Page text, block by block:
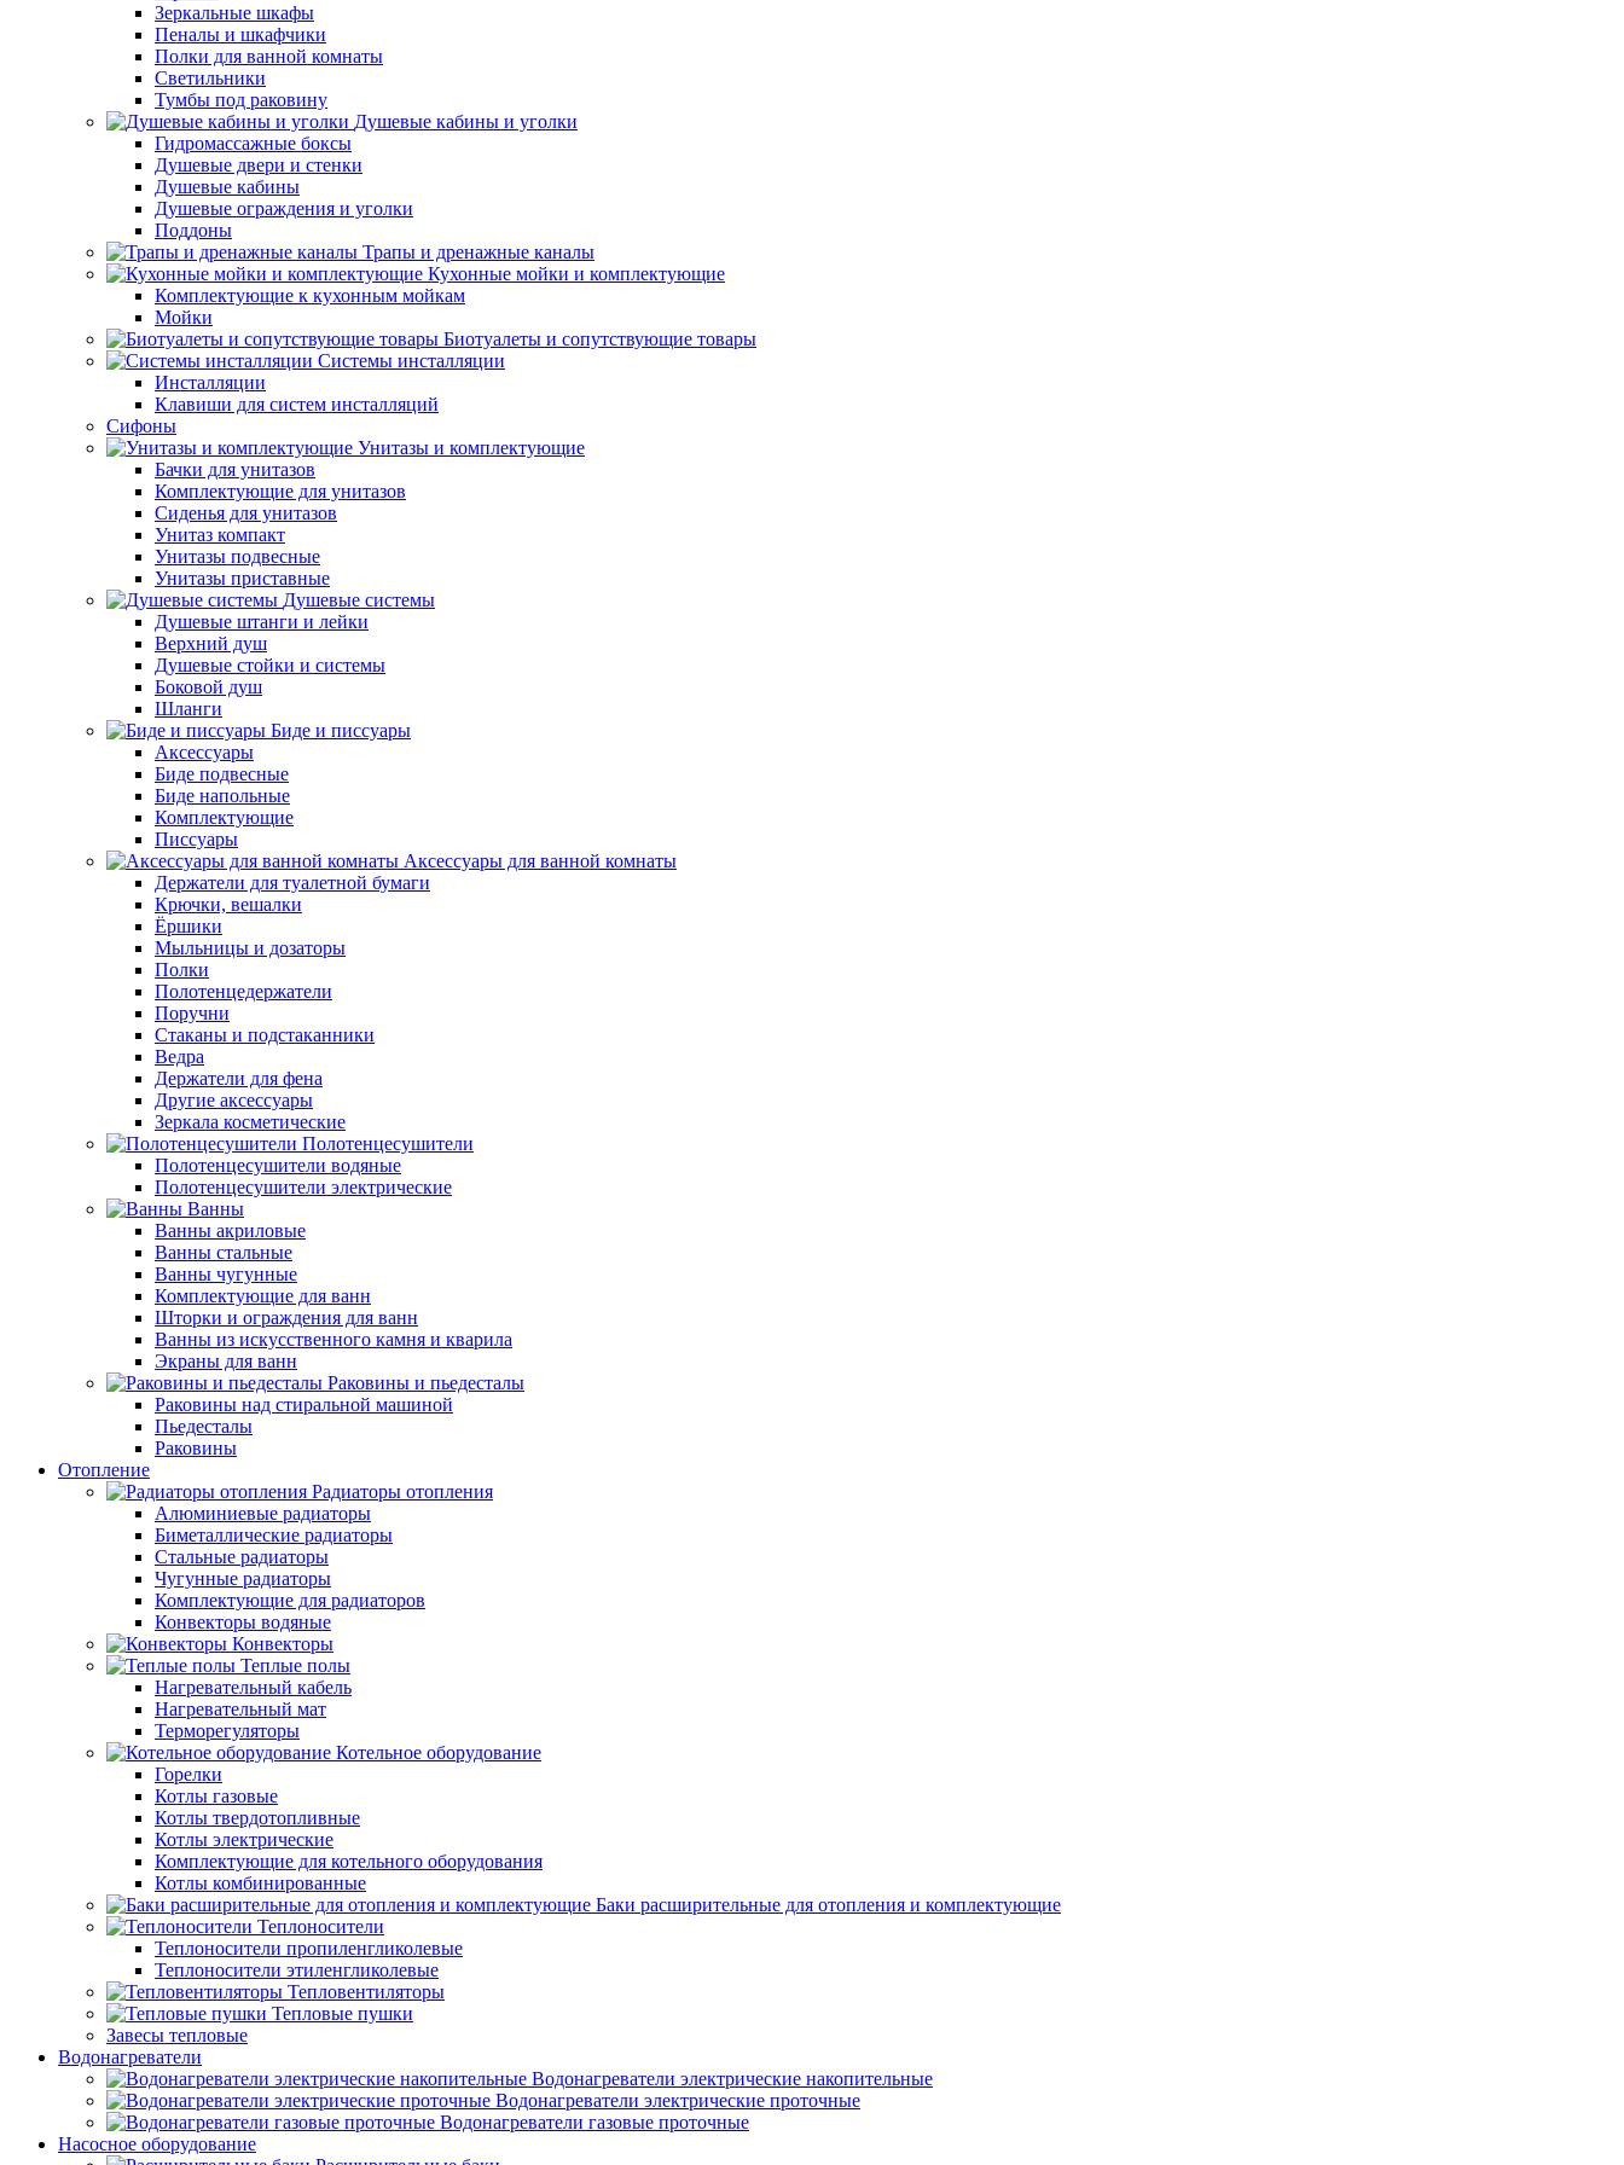
Зеркальные шкафы
Пеналы и шкафчики
Полки для ванной комнаты
Светильники
Тумбы под раковину
Душевые кабины и уголки
Гидромассажные боксы
Душевые двери и стенки
Душевые кабины
Душевые ограждения и уголки
Поддоны
Трапы и дренажные каналы
Кухонные мойки и комплектующие
Комплектующие к кухонным мойкам
Мойки
Биотуалеты и сопутствующие товары
Системы инсталляции
Инсталляции
Клавиши для систем инсталляций
Сифоны
Унитазы и комплектующие
Бачки для унитазов
Комплектующие для унитазов
Сиденья для унитазов
Унитаз компакт
Унитазы подвесные
Унитазы приставные
Душевые системы
Душевые штанги и лейки
Верхний душ
Душевые стойки и системы
Боковой душ
Шланги
Биде и писсуары
Аксессуары
Биде подвесные
Биде напольные
Комплектующие
Писсуары
Аксессуары для ванной комнаты
Держатели для туалетной бумаги
Крючки, вешалки
Ёршики
Мыльницы и дозаторы
Полки
Полотенцедержатели
Поручни
Стаканы и подстаканники
Ведра
Держатели для фена
Другие аксессуары
Зеркала косметические
Полотенцесушители
Полотенцесушители водяные
Полотенцесушители электрические
Ванны
Ванны акриловые
Ванны стальные
Ванны чугунные
Комплектующие для ванн
Шторки и ограждения для ванн
Ванны из искусственного камня и кварила
Экраны для ванн
Раковины и пьедесталы
Раковины над стиральной машиной
Пьедесталы
Раковины
Отопление
Радиаторы отопления
Алюминиевые радиаторы
Биметаллические радиаторы
Стальные радиаторы
Чугунные радиаторы
Комплектующие для радиаторов
Конвекторы водяные
Конвекторы
Теплые полы
Нагревательный кабель
Нагревательный мат
Терморегуляторы
Котельное оборудование
Горелки
Котлы газовые
Котлы твердотопливные
Котлы электрические
Комплектующие для котельного оборудования
Котлы комбинированные
Баки расширительные для отопления и комплектующие
Теплоносители
Теплоносители пропиленгликолевые
Теплоносители этиленгликолевые
Тепловентиляторы
Тепловые пушки
Завесы тепловые
Водонагреватели
Водонагреватели электрические накопительные
Водонагреватели электрические проточные
Водонагреватели газовые проточные
Насосное оборудование